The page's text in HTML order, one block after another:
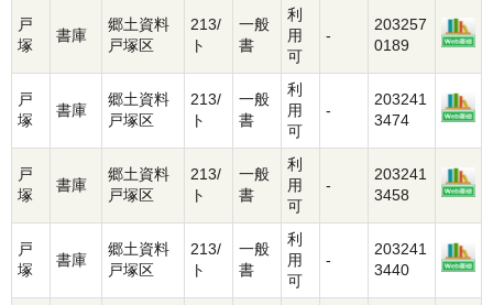
戸
塚
書庫
郷土資料
戸塚区
213/
ト
一般
書
利
用
可
-
203257
0189
戸
塚
書庫
郷土資料
戸塚区
213/
ト
一般
書
利
用
可
-
203241
3474
戸
塚
書庫
郷土資料
戸塚区
213/
ト
一般
書
利
用
可
-
203241
3458
戸
塚
書庫
郷土資料
戸塚区
213/
ト
一般
書
利
用
可
-
203241
3440